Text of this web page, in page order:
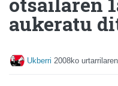
aukeratu
Ukberri 2008ko